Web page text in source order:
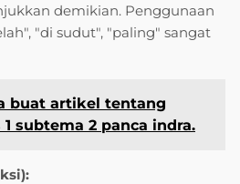
demikian. Penggunaan
"di sudut", "paling" sangat
buat artikel tentang
subtema 2 panca indra.